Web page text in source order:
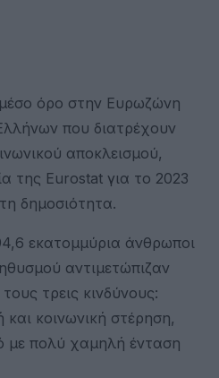
όρο στην Ευρωζώνη
που διατρέχουν
αποκλεισμού,
της Eurostat για το 2023
δημοσιότητα.
εκατομμύρια άνθρωποι
αντιμετώπιζαν
τρεις κινδύνους:
κοινωνική στέρηση,
με πολύ χαμηλή ένταση